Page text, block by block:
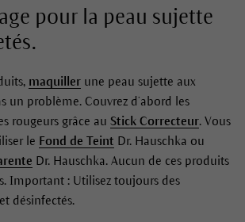
pour la peau sujette
maquillerune peau sujette aux
un problème. Couvrez d’abord les
rougeurs grâce au Stick Correcteur. Vous
le Fond de Teint Dr. Hauschka ou
Dr. Hauschka. Aucun de ces produits
Important : Utilisez toujours des
désinfectés.